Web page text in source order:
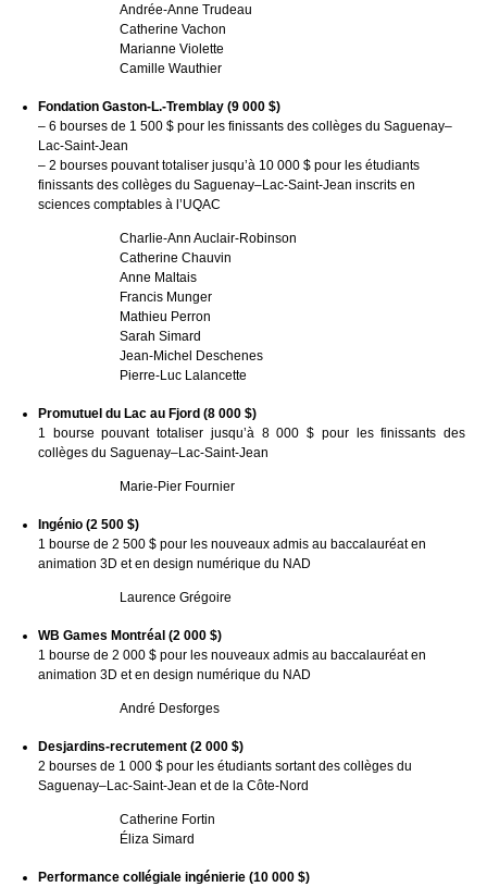
Andrée-Anne Trudeau
Catherine Vachon
Marianne Violette
Camille Wauthier
Fondation Gaston-L.-Tremblay (9 000 $)
– 6 bourses de 1 500 $ pour les finissants des collèges du Saguenay–
Lac-Saint-Jean
– 2 bourses pouvant totaliser jusqu’à 10 000 $ pour les étudiants
finissants des collèges du Saguenay–Lac-Saint-Jean inscrits en
sciences comptables à l’UQAC
Charlie-Ann Auclair-Robinson
Catherine Chauvin
Anne Maltais
Francis Munger
Mathieu Perron
Sarah Simard
Jean-Michel Deschenes
Pierre-Luc Lalancette
Promutuel du Lac au Fjord (8 000 $)
1 bourse pouvant totaliser jusqu’à 8 000 $ pour les finissants des
collèges du Saguenay–Lac-Saint-Jean
Marie-Pier Fournier
Ingénio (2 500 $)
1 bourse de 2 500 $ pour les nouveaux admis au baccalauréat en
animation 3D et en design numérique du NAD
Laurence Grégoire
WB Games Montréal (2 000 $)
1 bourse de 2 000 $ pour les nouveaux admis au baccalauréat en
animation 3D et en design numérique du NAD
André Desforges
Desjardins-recrutement (2 000 $)
2 bourses de 1 000 $ pour les étudiants sortant des collèges du
Saguenay–Lac-Saint-Jean et de la Côte-Nord
Catherine Fortin
Éliza Simard
Performance collégiale ingénierie (10 000 $)